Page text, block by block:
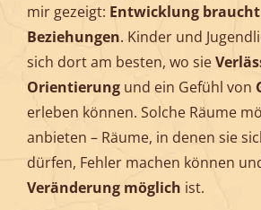
mir gezeigt: Entwicklung
Beziehungen. Kinder und
sich dort am besten, wo sie
Orientierungund ein Gefühl von
erleben können. Solche Räume
anbieten – Räume, in denen sie
dürfen, Fehler machen können
Veränderung möglich ist.